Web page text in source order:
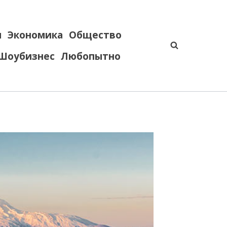
Экономика Общество
Любопытно